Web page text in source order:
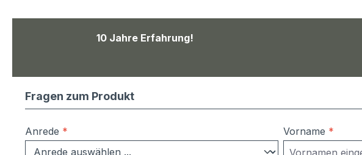
10 Jahre Erfahrung!
Fragen zum Produkt
Anrede * Vorname *